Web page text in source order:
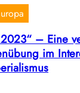
– Eine
im